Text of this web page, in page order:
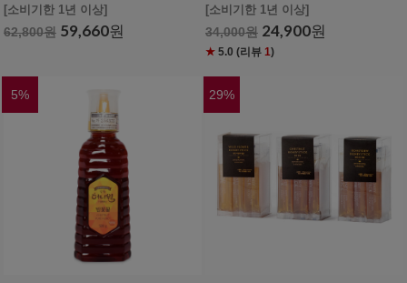
[소비기한 1년 이상]
62,800원 59,660원
[소비기한 1년 이상]
34,000원 24,900원
★ 5.0 (리뷰 1)
5% 29%